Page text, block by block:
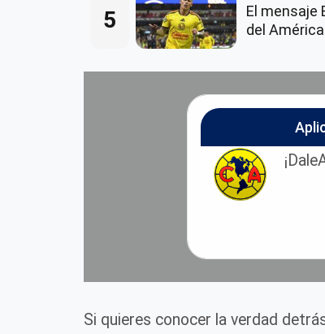
5
El mensaje
del América
Si quieres conocer la verdad